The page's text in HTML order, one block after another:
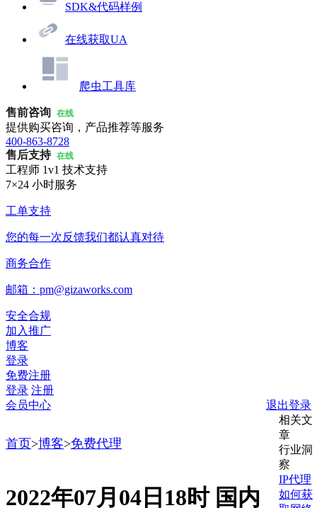
SDK&代码样例
在线获取UA
爬虫工具库
售前咨询 在线
提供购买咨询，产品推荐等服务
400-863-8728
售后支持 在线
工程师 1v1 技术支持
7×24 小时服务
工单支持
您的每一次反馈我们都认真对待
商务合作
邮箱：pm@gizaworks.com
安全合规
加入推广
博客
登录
免费注册
登录 注册
会员中心
退出登录
首页>博客>免费代理
2022年07月04日18时 国内
相关文
章
行业洞
察
IP代理
如何获